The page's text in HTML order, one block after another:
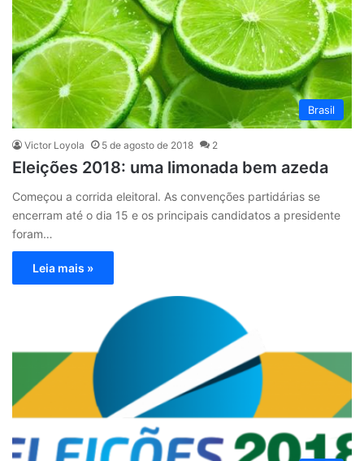
Brasil
Victor Loyola 5 de agosto de 2018 2
Eleições 2018: uma limonada bem azeda
Começou a corrida eleitoral. As convenções partidárias se
encerram até o dia 15 e os principais candidatos a presidente
foram…
Leia mais »